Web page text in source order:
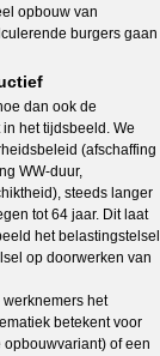
opbouw van
burgers gaan
dan ook de
het tijdsbeeld. We
(afschaffing
WW-duur,
steeds langer
tot 64 jaar. Dit laat
het belastingstelsel
op doorwerken van
het
betekent voor
of een